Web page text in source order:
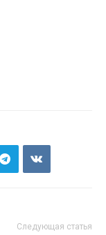
Следующая статья